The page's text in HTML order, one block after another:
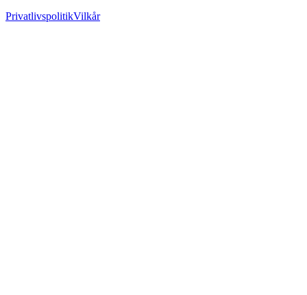
PrivatlivspolitikVilkår